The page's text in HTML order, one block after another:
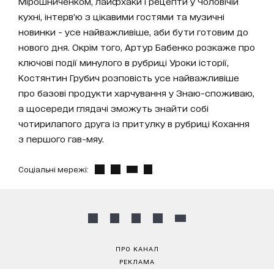
кухні, інтерв’ю з цікавими гостями та музичні
новинки - усе найважливіше, аби бути готовим до
нового дня. Окрім того, Артур Бабенко розкаже про
ключові події минулого в рубриці Уроки історії,
Костянтин Грубич розповість усе найважливіше
про базові продукти харчування у Знаю-споживаю,
а щосереди глядачі зможуть знайти собі
чотирилапого друга із притулку в рубриці Кохання
з першого гав-мяу.
Соціальні мережі:
ПРО КАНАЛ
РЕКЛАМА